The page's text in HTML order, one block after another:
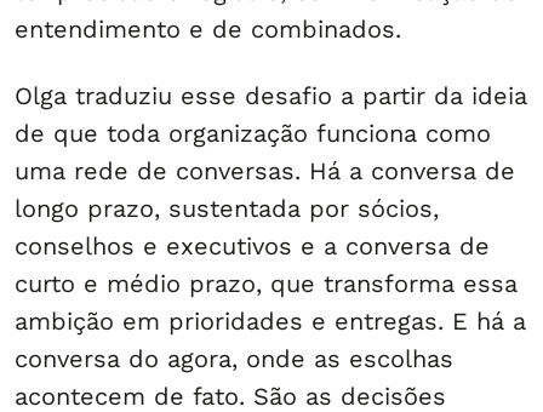
entendimento e de combinados.
Olga traduziu esse desafio a partir da ideia
de que toda organização funciona como
uma rede de conversas. Há a conversa de
longo prazo, sustentada por sócios,
conselhos e executivos e a conversa de
curto e médio prazo, que transforma essa
ambição em prioridades e entregas. E há a
conversa do agora, onde as escolhas
acontecem de fato. São as decisões